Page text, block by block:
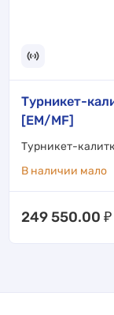
Турникет-
[EM/MF]
Турникет-
В наличии мало
249 550.00 ₽